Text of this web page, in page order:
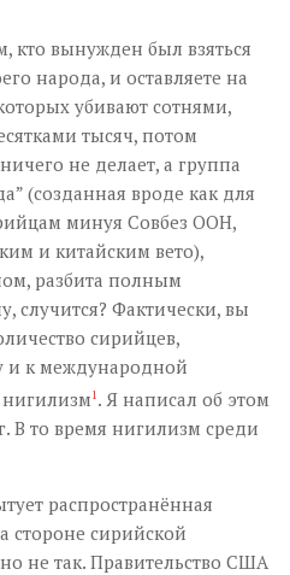
кто вынужден был взяться
народа, и оставляете на
убивают сотнями,
тысяч, потом
не делает, а группа
(созданная вроде как для
минуя Совбез ООН,
и китайским вето),
разбита полным
случится? Фактически, вы
сирийцев,
и к международной
1. Я написал об этом
В то время нигилизм среди
распространённая
стороне сирийской
не так. Правительство США